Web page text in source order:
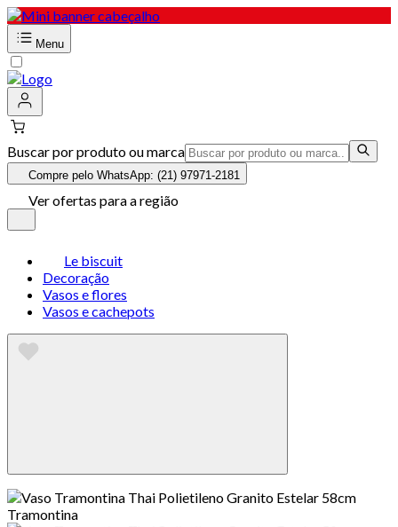
Menu
Buscar por produto ou marca
Compre pelo WhatsApp: (21) 97971-2181
Ver ofertas para a região
Le biscuit
Decoração
Vasos e flores
Vasos e cachepots